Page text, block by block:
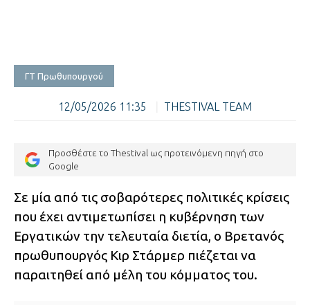
ΓΤ Πρωθυπουργού
12/05/2026 11:35 THESTIVAL TEAM
Προσθέστε το Thestival ως προτεινόμενη πηγή στο
Google
Σε μία από τις σοβαρότερες πολιτικές κρίσεις
που έχει αντιμετωπίσει η κυβέρνηση των
Εργατικών την τελευταία διετία, ο Βρετανός
πρωθυπουργός Κιρ Στάρμερ πιέζεται να
παραιτηθεί από μέλη του κόμματος του.